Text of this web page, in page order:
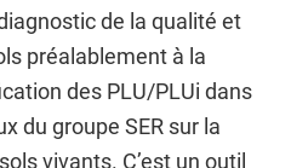
de la qualité et
préalablement à la
des PLU/PLUi dans
du groupe SER sur la
vivants. C’est un outil